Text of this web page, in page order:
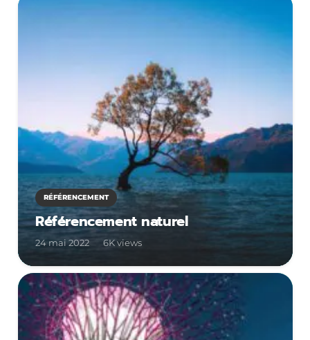
RÉFÉRENCEMENT
Référencement naturel
24 mai 2022 6Kviews